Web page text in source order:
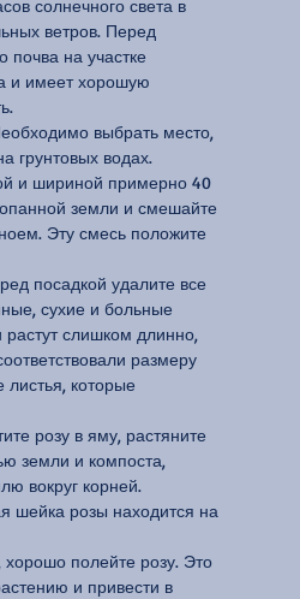
солнечного света в
ветров. Перед
почва на участке
и имеет хорошую
выбрать место,
грунтовых водах.
и шириной примерно 40
земли и смешайте
Эту смесь положите
посадкой удалите все
сухие и больные
растут слишком длинно,
размеру
которые
розу в яму, растяните
земли и компоста,
вокруг корней.
шейка розы находится на
хорошо полейте розу. Это
и привести в